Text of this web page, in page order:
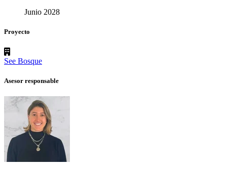
Junio 2028
Proyecto
See Bosque
Asesor responsable